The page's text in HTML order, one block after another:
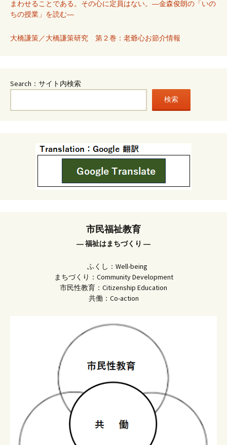
まわせることである。その心に定員はない。―金森俊朗の「いの
ちの授業」を読む―
大橋謙策／大橋謙策研究 第２巻：老爺心お節介情報
Search：サイト内検索
検索
市民福祉教育
― 福祉はまちづくり ―
ふくし：Well-being
まちづくり：Community Development
市民性教育：Citizenship Education
共働：Co-action